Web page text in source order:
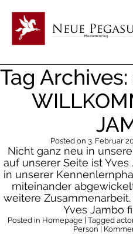
Tag
Posted on 3. Februar
Nicht ganz neu in
auf unserer Seite ist
in unserer
miteinander
weitere
Yves Jambo
Posted in Homepage| Tagged
Person